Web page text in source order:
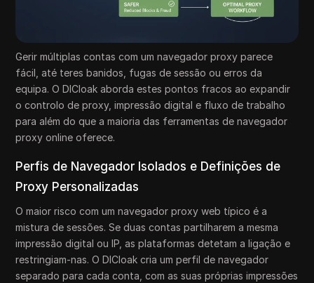
Gerir múltiplas contas com um navegador proxy parece
fácil, até teres banidos, fugas de sessão ou erros da
equipa. O DICloak aborda estes pontos fracos ao expandir
o controlo de proxy, impressão digital e fluxo de trabalho
para além do que a maioria das ferramentas de navegador
proxy online oferece.
Perfis de Navegador Isolados e Definições de
Proxy Personalizadas
O maior risco com um navegador proxy web típico é a
mistura de sessões. Se duas contas partilharem a mesma
impressão digital ou IP, as plataformas detetam a ligação e
restringiam-nas. O DICloak cria um perfil de navegador
separado para cada conta, com as suas próprias impressões